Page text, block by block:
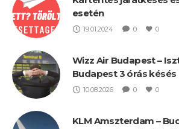
esetén
19.01.2024 0 0
Wizz Air Budapest –
Budapest 3 órás késés
10.08.2026 0 0
KLM Amszterdam –